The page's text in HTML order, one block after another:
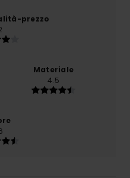
prezzo
Materiale
4.5